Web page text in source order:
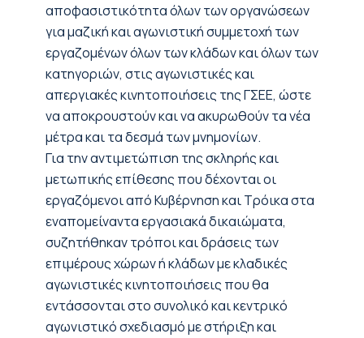
αποφασιστικότητα όλων των οργανώσεων
για μαζική και αγωνιστική συμμετοχή των
εργαζομένων όλων των κλάδων και όλων των
κατηγοριών, στις αγωνιστικές και
απεργιακές κινητοποιήσεις της ΓΣΕΕ, ώστε
να αποκρουστούν και να ακυρωθούν τα νέα
μέτρα και τα δεσμά των μνημονίων.
Για την αντιμετώπιση της σκληρής και
μετωπικής επίθεσης που δέχονται οι
εργαζόμενοι από Κυβέρνηση και Τρόικα στα
εναπομείναντα εργασιακά δικαιώματα,
συζητήθηκαν τρόποι και δράσεις των
επιμέρους χώρων ή κλάδων με κλαδικές
αγωνιστικές κινητοποιήσεις που θα
εντάσσονται στο συνολικό και κεντρικό
αγωνιστικό σχεδιασμό με στήριξη και